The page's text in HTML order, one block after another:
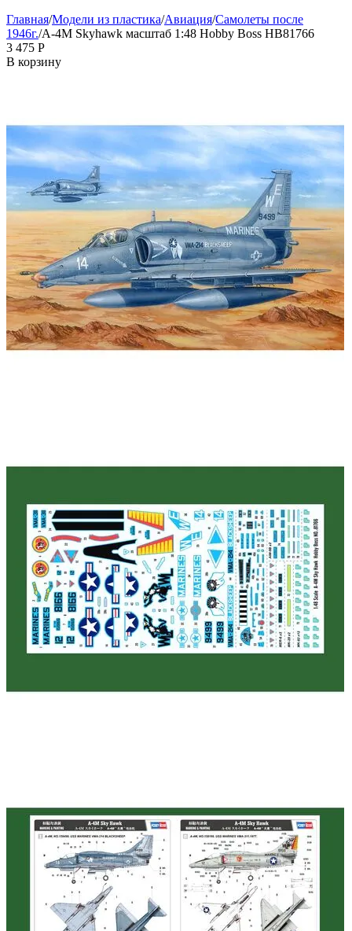
Главная/Модели из пластика/Авиация/Самолеты после
1946г./A-4M Skyhawk масштаб 1:48 Hobby Boss HB81766
3 475 Р
В корзину